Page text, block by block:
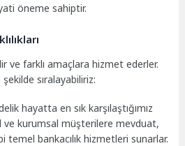
öneme sahiptir.
ve farklı amaçlara hizmet ederler.
sıralayabiliriz:
hayatta en sık karşılaştığımız
ve kurumsal müşterilere mevduat,
temel bankacılık hizmetleri sunarlar.